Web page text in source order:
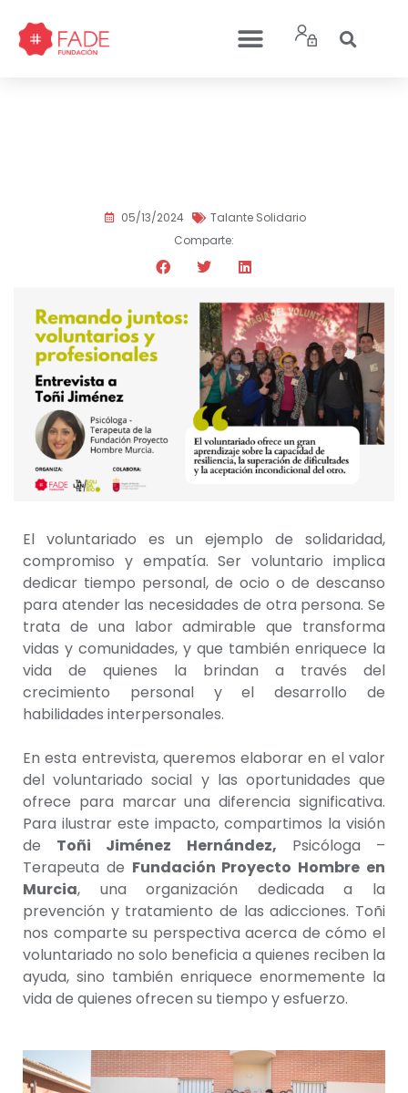
05/13/2024
Talante Solidario
Comparte:
El voluntariado es un ejemplo de solidaridad,
compromiso y empatía. Ser voluntario implica
dedicar tiempo personal, de ocio o de descanso
para atender las necesidades de otra persona. Se
trata de una labor admirable que transforma
vidas y comunidades, y que también enriquece la
vida de quienes la brindan a través del
crecimiento personal y el desarrollo de
habilidades interpersonales.
En esta entrevista, queremos elaborar en el valor
del voluntariado social y las oportunidades que
ofrece para marcar una diferencia significativa.
Para ilustrar este impacto, compartimos la visión
de Toñi Jiménez Hernández, Psicóloga –
Terapeuta de Fundación Proyecto Hombre en
Murcia, una organización dedicada a la
prevención y tratamiento de las adicciones. Toñi
nos comparte su perspectiva acerca de cómo el
voluntariado no solo beneficia a quienes reciben la
ayuda, sino también enriquece enormemente la
vida de quienes ofrecen su tiempo y esfuerzo.